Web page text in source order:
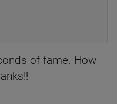
of fame. How